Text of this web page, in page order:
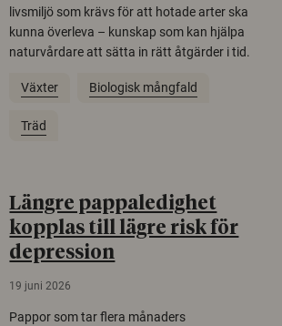
livsmiljö som krävs för att hotade arter ska
kunna överleva – kunskap som kan hjälpa
naturvårdare att sätta in rätt åtgärder i tid.
Växter Biologisk mångfald
Träd
Längre pappaledighet
kopplas till lägre risk för
depression
19 juni 2026
Pappor som tar flera månaders